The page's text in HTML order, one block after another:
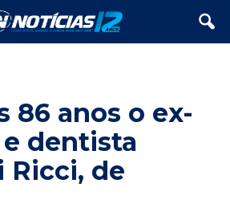
86 anos o ex-
dentista
Ricci, de